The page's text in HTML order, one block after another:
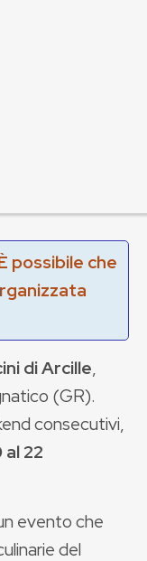
possibile che
di Arcille,
(GR).
consecutivi,
al 22
evento che
del